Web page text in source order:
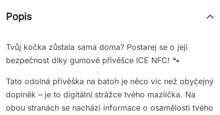
Popis
Tvůj kočka zůstala sama doma? Postarej se o její
bezpečnost díky gumové přívěšce ICE NFC! 🐾
Tato odolná přívěška na batoh je něco víc než obyčejný
doplněk – je to digitální strážce tvého mazlíčka. Na
obou stranách se nachází informace o osamělosti tvého